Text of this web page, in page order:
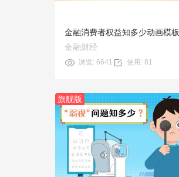
金融消费者权益知多少动画模板
金融财经
浏览: 6641 使用: 81
旗舰版